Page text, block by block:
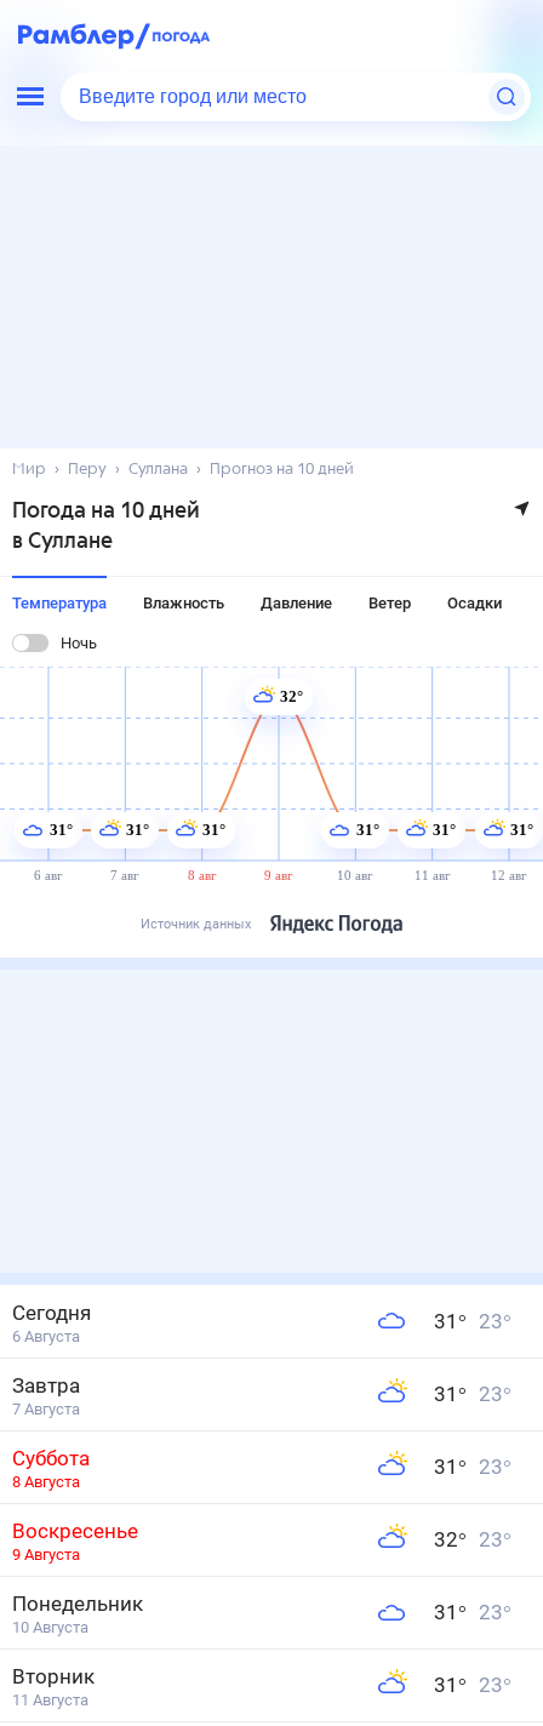
Введите город или место
Мир Перу Суллана Прогноз на 10 дней
Погода на 10 дней
в Суллане
Температура Влажность Давление Ветер Осадки
Ночь
6 авг 7 авг 8 авг 9 авг 10 авг 11 авг 12 авг
31° 31° 31°
32°
31° 31° 31°
Источник данных
Сегодня
6 Августа
31 ° 23°
Завтра
7 Августа
31 ° 23°
Суббота
8 Августа
31 ° 23°
Воскресенье
9 Августа
32° 23°
Понедельник
10 Августа
31 ° 23°
Вторник
11 Августа
31 ° 23°